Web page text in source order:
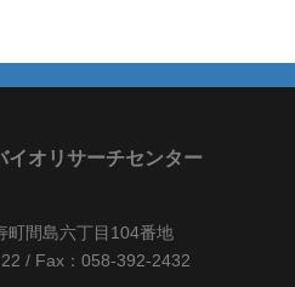
イオリサーチセンター
町間島六丁目104番地
/ Fax：058-392-2432